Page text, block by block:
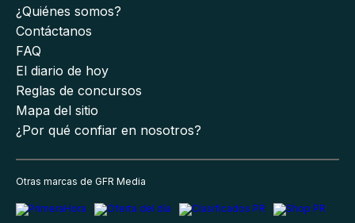
¿Quiénes somos?
Contáctanos
FAQ
El diario de hoy
Reglas de concursos
Mapa del sitio
¿Por qué confiar en nosotros?
Otras marcas de GFR Media